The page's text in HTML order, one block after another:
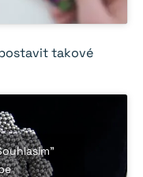
takové